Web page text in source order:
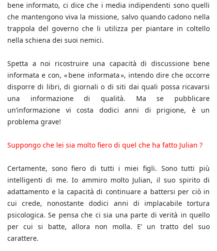
bene informato, ci dice che i media indipendenti sono quelli
che mantengono viva la missione, salvo quando cadono nella
trappola del governo che li utilizza per piantare in coltello
nella schiena dei suoi nemici.
Spetta a noi ricostruire una capacità di discussione bene
informata e con, « bene informata », intendo dire che occorre
disporre di libri, di giornali o di siti dai quali possa ricavarsi
una informazione di qualità. Ma se pubblicare
un’informazione vi costa dodici anni di prigione, è un
problema grave!
Suppongo che lei sia molto fiero di quel che ha fatto Julian ?
Certamente, sono fiero di tutti i miei figli. Sono tutti più
intelligenti di me. Io ammiro molto Julian, il suo spirito di
adattamento e la capacità di continuare a battersi per ciò in
cui crede, nonostante dodici anni di implacabile tortura
psicologica. Se pensa che ci sia una parte di verità in quello
per cui si batte, allora non molla. E’ un tratto del suo
carattere.